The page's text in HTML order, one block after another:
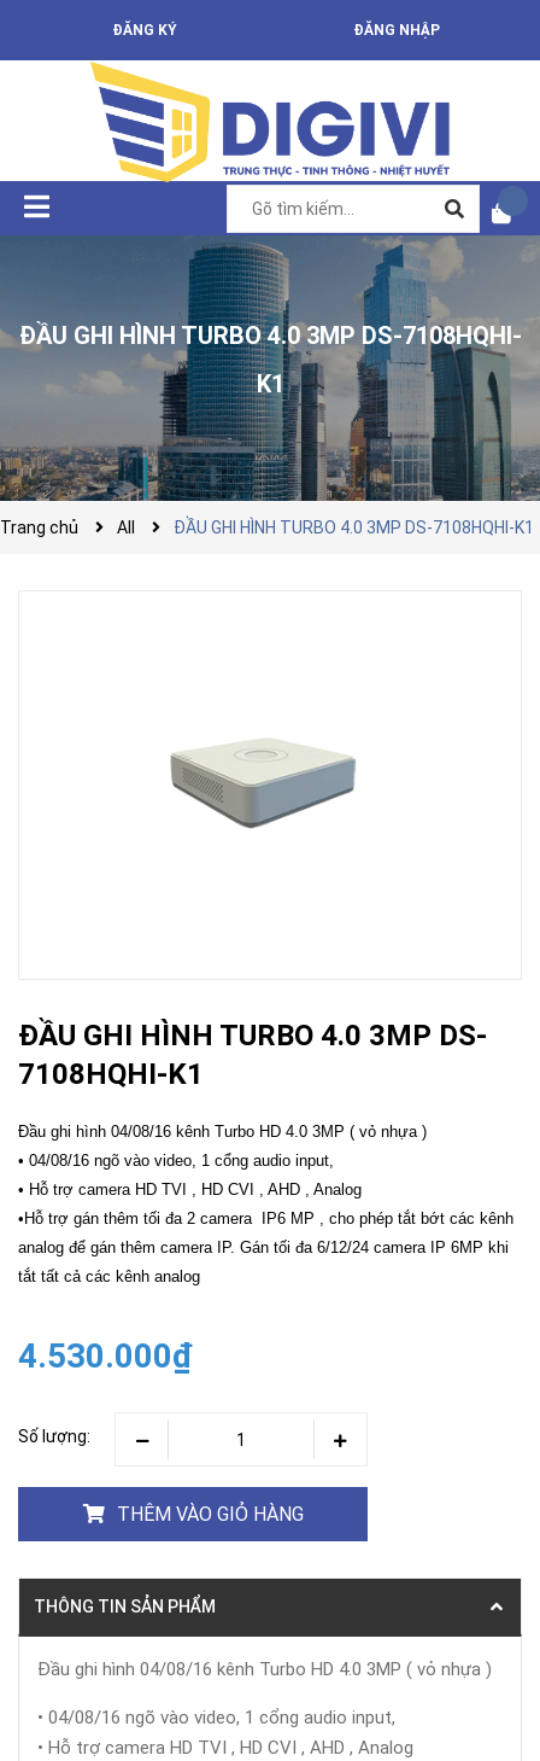
ĐĂNG KÝ ĐĂNG NHẬP
ĐẦU GHI HÌNH TURBO 4.0 3MP DS-7108HQHI-
K1
Trang chủ All ĐẦU GHI HÌNH TURBO 4.0 3MP DS-7108HQHI-K1
ĐẦU GHI HÌNH TURBO 4.0 3MP DS-
7108HQHI-K1
Đầu ghi hình 04/08/16 kênh Turbo HD 4.0 3MP ( vỏ nhựa )
• 04/08/16 ngõ vào video, 1 cổng audio input,
• Hỗ trợ camera HD TVI , HD CVI , AHD , Analog
•Hỗ trợ gán thêm tối đa 2 camera IP6 MP , cho phép tắt bớt các kênh
analog để gán thêm camera IP. Gán tối đa 6/12/24 camera IP 6MP khi
tắt tất cả các kênh analog
4.530.000₫
Số lượng:
THÊM VÀO GIỎ HÀNG
THÔNG TIN SẢN PHẨM
Đầu ghi hình 04/08/16 kênh Turbo HD 4.0 3MP ( vỏ nhựa )
• 04/08/16 ngõ vào video, 1 cổng audio input,
• Hỗ trợ camera HD TVI , HD CVI , AHD , Analog